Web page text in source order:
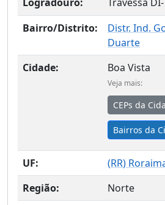
Bairro/Distrito:
Distr. Ind.
Duarte
Cidade:
Boa Vista
Veja mais:
CEPs da
Bairros da
UF: (RR)
Região:
Norte